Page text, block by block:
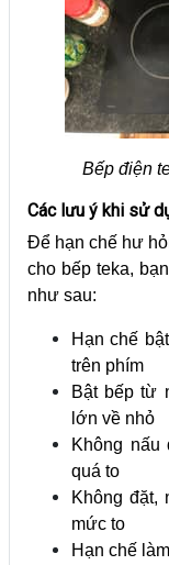
Bếp điện
Các lưu ý khi sử
Để hạn chế hư
cho bếp teka,
như sau:
Hạn chế
trên phím
Bật bếp từ
lớn về nhỏ
Không
quá to
Không đặt,
mức to
Hạn chế